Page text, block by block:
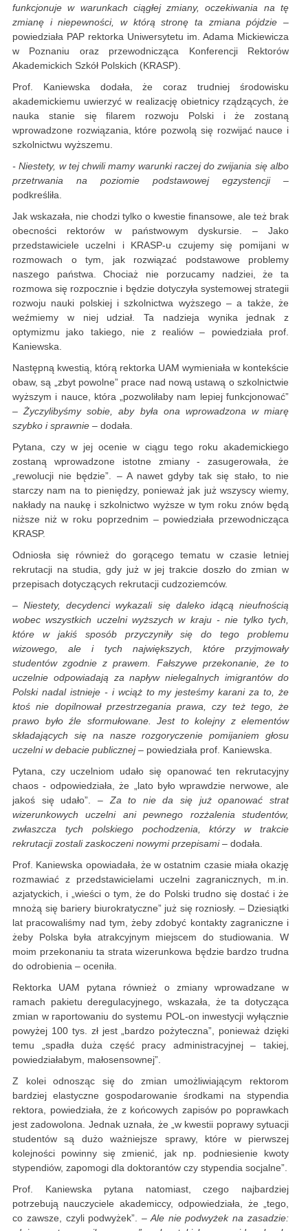
funkcjonuje w warunkach ciągłej zmiany, oczekiwania na tę
zmianę i niepewności, w którą stronę ta zmiana pójdzie –
powiedziała PAP rektorka Uniwersytetu im. Adama Mickiewicza
w Poznaniu oraz przewodnicząca Konferencji Rektorów
Akademickich Szkół Polskich (KRASP).
Prof. Kaniewska dodała, że coraz trudniej środowisku
akademickiemu uwierzyć w realizację obietnicy rządzących, że
nauka stanie się filarem rozwoju Polski i że zostaną
wprowadzone rozwiązania, które pozwolą się rozwijać nauce i
szkolnictwu wyższemu.
- Niestety, w tej chwili mamy warunki raczej do zwijania się albo
przetrwania na poziomie podstawowej egzystencji–
podkreśliła.
Jak wskazała, nie chodzi tylko o kwestie finansowe, ale też brak
obecności rektorów w państwowym dyskursie. – Jako
przedstawiciele uczelni i KRASP-u czujemy się pomijani w
rozmowach o tym, jak rozwiązać podstawowe problemy
naszego państwa. Chociaż nie porzucamy nadziei, że ta
rozmowa się rozpocznie i będzie dotyczyła systemowej strategii
rozwoju nauki polskiej i szkolnictwa wyższego – a także, że
weźmiemy w niej udział. Ta nadzieja wynika jednak z
optymizmu jako takiego, nie z realiów – powiedziała prof.
Kaniewska.
Następną kwestią, którą rektorka UAM wymieniała w kontekście
obaw, są „zbyt powolne” prace nad nową ustawą o szkolnictwie
wyższym i nauce, która „pozwoliłaby nam lepiej funkcjonować”
– Życzylibyśmy sobie, aby była ona wprowadzona w miarę
szybko i sprawnie – dodała.
Pytana, czy w jej ocenie w ciągu tego roku akademickiego
zostaną wprowadzone istotne zmiany - zasugerowała, że
„rewolucji nie będzie”. – A nawet gdyby tak się stało, to nie
starczy nam na to pieniędzy, ponieważ jak już wszyscy wiemy,
nakłady na naukę i szkolnictwo wyższe w tym roku znów będą
niższe niż w roku poprzednim – powiedziała przewodnicząca
KRASP.
Odniosła się również do gorącego tematu w czasie letniej
rekrutacji na studia, gdy już w jej trakcie doszło do zmian w
przepisach dotyczących rekrutacji cudzoziemców.
– Niestety, decydenci wykazali się daleko idącą nieufnością
wobec wszystkich uczelni wyższych w kraju - nie tylko tych,
które w jakiś sposób przyczyniły się do tego problemu
wizowego, ale i tych największych, które przyjmowały
studentów zgodnie z prawem. Fałszywe przekonanie, że to
uczelnie odpowiadają za napływ nielegalnych imigrantów do
Polski nadal istnieje - i wciąż to my jesteśmy karani za to, że
ktoś nie dopilnował przestrzegania prawa, czy też tego, że
prawo było źle sformułowane. Jest to kolejny z elementów
składających się na nasze rozgoryczenie pomijaniem głosu
uczelni w debacie publicznej– powiedziała prof. Kaniewska.
Pytana, czy uczelniom udało się opanować ten rekrutacyjny
chaos - odpowiedziała, że „lato było wprawdzie nerwowe, ale
jakoś się udało”. – Za to nie da się już opanować strat
wizerunkowych uczelni ani pewnego rozżalenia studentów,
zwłaszcza tych polskiego pochodzenia, którzy w trakcie
rekrutacji zostali zaskoczeni nowymi przepisami– dodała.
Prof. Kaniewska opowiadała, że w ostatnim czasie miała okazję
rozmawiać z przedstawicielami uczelni zagranicznych, m.in.
azjatyckich, i „wieści o tym, że do Polski trudno się dostać i że
mnożą się bariery biurokratyczne” już się rozniosły. – Dziesiątki
lat pracowaliśmy nad tym, żeby zdobyć kontakty zagraniczne i
żeby Polska była atrakcyjnym miejscem do studiowania. W
moim przekonaniu ta strata wizerunkowa będzie bardzo trudna
do odrobienia – oceniła.
Rektorka UAM pytana również o zmiany wprowadzane w
ramach pakietu deregulacyjnego, wskazała, że ta dotycząca
zmian w raportowaniu do systemu POL-on inwestycji wyłącznie
powyżej 100 tys. zł jest „bardzo pożyteczna”, ponieważ dzięki
temu „spadła duża część pracy administracyjnej – takiej,
powiedziałabym, małosensownej”.
Z kolei odnosząc się do zmian umożliwiającym rektorom
bardziej elastyczne gospodarowanie środkami na stypendia
rektora, powiedziała, że z końcowych zapisów po poprawkach
jest zadowolona. Jednak uznała, że „w kwestii poprawy sytuacji
studentów są dużo ważniejsze sprawy, które w pierwszej
kolejności powinny się zmienić, jak np. podniesienie kwoty
stypendiów, zapomogi dla doktorantów czy stypendia socjalne”.
Prof. Kaniewska pytana natomiast, czego najbardziej
potrzebują nauczyciele akademiccy, odpowiedziała, że „tego,
co zawsze, czyli podwyżek”.– Ale nie podwyżek na zasadzie: